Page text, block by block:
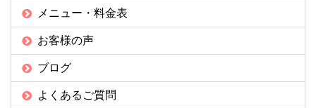
メニュー・料金表
お客様の声
ブログ
よくあるご質問